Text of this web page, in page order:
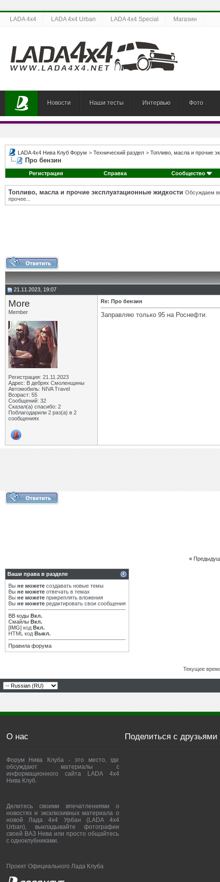
LADA 4x4 LADA 4x4 Urban LADA 4x4 Special Магазин
Новости Наши тесты Интервью Фото
LADA 4x4 Нива Клуб Форум > Технический раздел > Топливо, масла и прочие
Про бензин
Регистрация Справка Сообщество
Топливо, масла и прочие эксплуатационные жидкости Обсуждаем
прочее...
21.11.2023, 19:07
More
Member
Регистрация: 21.11.2023
Адрес: В дебрях Смоленщины
Автомобиль: NIVA Travel
Возраст: 55
Сообщений: 32
Сказал(а) спасибо: 2
Поблагодарили 2 раз(а) в 2
сообщениях
Re: Про бензин
Заправляю только 95 на Роснефти.
«
Ваши права в разделе
Вы не можете создавать новые темы
Вы не можете отвечать в темах
Вы не можете прикреплять вложения
Вы не можете редактировать свои сообщения
BB коды Вкл.
Смайлы Вкл.
[IMG] код Вкл.
HTML код Выкл.
Правила форума
Текущее
О нас
Форум Нива Клуба - это место, где
обсуждают материалы с
информационного сайта LADA 4x4
Нива Клуб.
Делитесь своими впечатлениями о
новостях и эксклюзивных материала о
новой Лада 4х4 Урбан (LADA 4x4
Urban), выкладывайте фотографии
своей ВАЗ Нива или просто общайтесь
с одноклубниками.
Проект Официального Лада Клуба
Поделиться с друзьями